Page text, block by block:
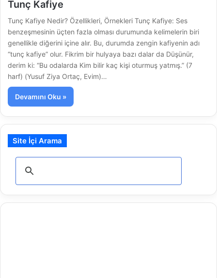
Tunç Kafiye
Tunç Kafiye Nedir? Özellikleri, Örnekleri Tunç Kafiye: Ses
benzeşmesinin üçten fazla olması durumunda kelimelerin biri
genellikle diğerini içine alır. Bu, durumda zengin kafiyenin adı
“tunç kafiye” olur. Fikrim bir hulyaya bazı dalar da Düşünür,
derim ki: “Bu odalarda Kim bilir kaç kişi oturmuş yatmış.” (7
harf) (Yusuf Ziya Ortaç, Evim)…
Devamını Oku »
Site İçi Arama